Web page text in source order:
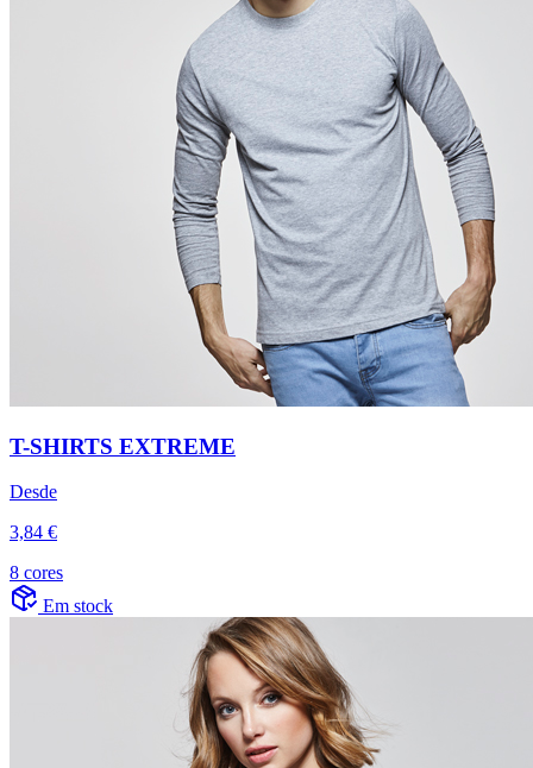
T-SHIRTS EXTREME
Desde
3,84 €
8 cores
Em stock